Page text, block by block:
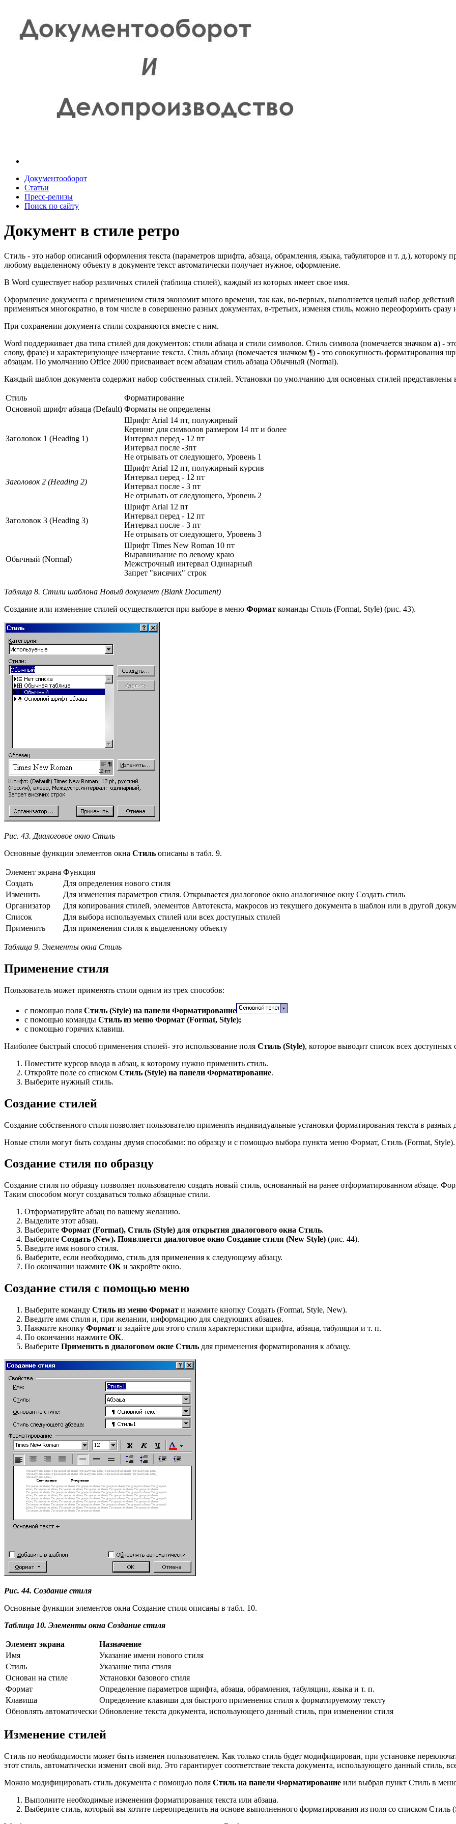
Документооборот
Статьи
Пресс-релизы
Поиск по сайту
Документ в стиле ретро
Стиль - это набор описаний оформления текста (параметров шрифта, абзаца, обрамления, языка, табуляторов и т. д.), которому
любому выделенному объекту в документе текст автоматически получает нужное, оформление.
В Word существует набор различных стилей (таблица стилей), каждый из которых имеет свое имя.
Оформление документа с применением стиля экономит много времени, так как, во-первых, выполняется целый набор
применяться многократно, в том числе в совершенно разных документах, в-третьих, изменяя стиль, можно переоформить сразу
При сохранении документа стили сохраняются вместе с ним.
Word поддерживает два типа стилей для документов: стили абзаца и стили символов. Стиль символа (помечается значком а) -
слову, фразе) и характеризующее начертание текста. Стиль абзаца (помечается значком ¶) - это совокупность форматирования
абзацам. По умолчанию Office 2000 присваивает всем абзацам стиль абзаца Обычный (Normal).
Каждый шаблон документа содержит набор собственных стилей. Установки по умолчанию для основных стилей представлены
Стиль
Форматирование
Основной шрифт абзаца (Default) Форматы не определены
Заголовок 1 (Heading 1)
Шрифт Arial 14 пт, полужирный
Кернинг для символов размером 14 пт и более
Интервал перед - 12 пт
Интервал после -Зпт
Не отрывать от следующего, Уровень 1
Заголовок 2 (Heading 2)
Шрифт Arial 12 пт, полужирный курсив
Интервал перед - 12 пт
Интервал после - 3 пт
Не отрывать от следующего, Уровень 2
Заголовок 3 (Heading 3)
Шрифт Arial 12 пт
Интервал перед - 12 пт
Интервал после - 3 пт
Не отрывать от следующего, Уровень 3
Обычный (Normal)
Шрифт Times New Roman 10 пт
Выравнивание по левому краю
Межстрочный интервал Одинарный
Запрет "висячих" строк
Таблица 8. Стили шаблона Новый документ (Blank Document)
Создание или изменение стилей осуществляется при выборе в меню Формат команды Стиль (Format, Style) (рис. 43).
Рис. 43. Диалоговое окно Стиль
Основные функции элементов окна Стиль описаны в табл. 9.
Элемент экрана Функция
Создать
Для определения нового стиля
Изменить
Для изменения параметров стиля. Открывается диалоговое окно аналогичное окну Создать стиль
Организатор
Для копирования стилей, элементов Автотекста, макросов из текущего документа в шаблон или в другой
Список
Для выбора используемых стилей или всех доступных стилей
Применить
Для применения стиля к выделенному объекту
Таблица 9. Элементы окна Стиль
Применение стиля
Пользователь может применять стили одним из трех способов:
с помощью поля Стиль (Style) на панели Форматирование
с помощью команды Стиль из меню Формат (Format, Style);
с помощью горячих клавиш.
Наиболее быстрый способ применения стилей- это использование поля Стиль (Style), которое выводит список всех доступных
Поместите курсор ввода в абзац, к которому нужно применить стиль.
Откройте поле со списком Стиль (Style) на панели Форматирование.
Выберите нужный стиль.
Создание стилей
Создание собственного стиля позволяет пользователю применять индивидуальные установки форматирования текста в разных
Новые стили могут быть созданы двумя способами: по образцу и с помощью выбора пункта меню Формат, Стиль (Format, Style).
Создание стиля по образцу
Создание стиля по образцу позволяет пользователю создать новый стиль, основанный на ранее отформатированном абзаце.
Таким способом могут создаваться только абзацные стили.
Отформатируйте абзац по вашему желанию.
Выделите этот абзац.
Выберите Формат (Format), Стиль (Style) для открытия диалогового окна Стиль.
Выберите Создать (New). Появляется диалоговое окно Создание стиля (New Style) (рис. 44).
Введите имя нового стиля.
Выберите, если необходимо, стиль для применения к следующему абзацу.
По окончании нажмите ОК и закройте окно.
Создание стиля с помощью меню
Выберите команду Стиль из меню Формат и нажмите кнопку Создать (Format, Style, New).
Введите имя стиля и, при желании, информацию для следующих абзацев.
Нажмите кнопку Формат и задайте для этого стиля характеристики шрифта, абзаца, табуляции и т. п.
По окончании нажмите ОК.
Выберите Применить в диалоговом окне Стиль для применения форматирования к абзацу.
Рис. 44. Создание стиля
Основные функции элементов окна Создание стиля описаны в табл. 10.
Таблица 10. Элементы окна Создание стиля
Элемент экрана
Назначение
Имя
Указание имени нового стиля
Стиль
Указание типа стиля
Основан на стиле
Установки базового стиля
Формат
Определение параметров шрифта, абзаца, обрамления, табуляции, языка и т. п.
Клавиша
Определение клавиши для быстрого применения стиля к форматируемому тексту
Обновлять автоматически Обновление текста документа, использующего данный стиль, при изменении стиля
Изменение стилей
Стиль по необходимости может быть изменен пользователем. Как только стиль будет модифицирован, при установке
этот стиль, автоматически изменит свой вид. Это гарантирует соответствие текста документа, использующего данный стиль,
Можно модифицировать стиль документа с помощью поля Стиль на панели Форматирование или выбрав пункт Стиль в
Выполните необходимые изменения форматирования текста или абзаца.
Выберите стиль, который вы хотите переопределить на основе выполненного форматирования из поля со списком Стиль